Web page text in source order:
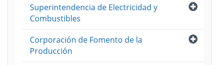
Abrir
Superintendencia de Electricidad y
Combustibles
Abrir
Corporación de Fomento de la
Producción